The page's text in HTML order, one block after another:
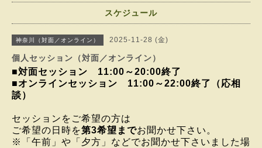
スケジュール
神奈川（対面／オンライン） 2025-11-28 (金)
個人セッション（対面／オンライン）
■対面セッション 11:00～20:00終了
■オンラインセッション 11:00～22:00終了（応相
談）
セッションをご希望の方は
ご希望の日時を第3希望までお聞かせ下さい。
※「午前」や「夕方」などでお聞かせ下さいました場